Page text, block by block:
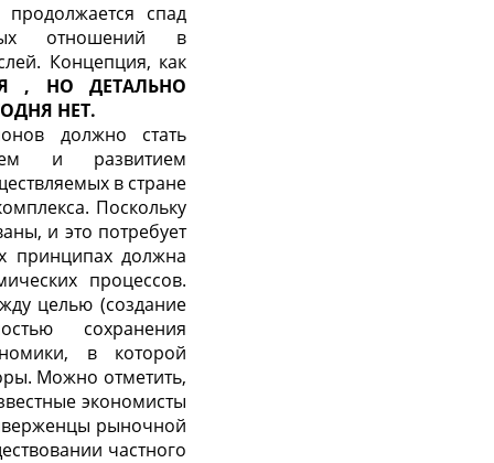
спад
отношений в
Концепция, как
, НО ДЕТАЛЬНО
НЕТ.
дол­жно стать
и развитием
в стране
Поскольку
и это потребует
принципах должна
процессов.
целью (создание
сохранения
в которой
Можно отметить,
эконо­мисты
рыночной
частного